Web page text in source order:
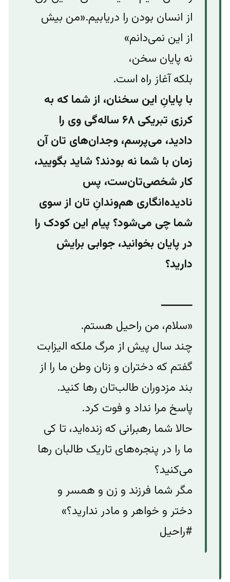
از انسان بودن را دریابیم.‌«من بیش
از این نمی‌دانم»
نه پایان سخن،
بلکه آغاز راه است.
با پایانِ این سخنان، از شما که به
کرزی تبریکی ۶۸ ساله‌گی وی را
دادید، می‌پرسم، وجدان‌های تان آن
زمان با شما نه بودند؟ شاید بگویید،
کار شخصی‌تان‌ست، پس
نادیده‌انگاری هم‌وندان‌ِ تان از سوی
شما چی می‌شود؟ پیام این کودک را
در پایان بخوانید، جوابی برایش
دارید؟
⸻
«سلام، من راحیل هستم.
چند سال پیش از مرگ ملکه الیزابت
گفتم که دختران و زنان وطن ما را از
بند مزدوران طالب‌تان رها کنید.
پاسخ مرا نداد و فوت کرد.
حالا شما رهبرانی که زنده‌اید، تا کی
ما را در پنجره‌های تاریک طالبان رها
می‌کنید؟
مگر شما فرزند و زن و همسر و
دختر و خواهر و مادر ندارید؟»
#راحیل